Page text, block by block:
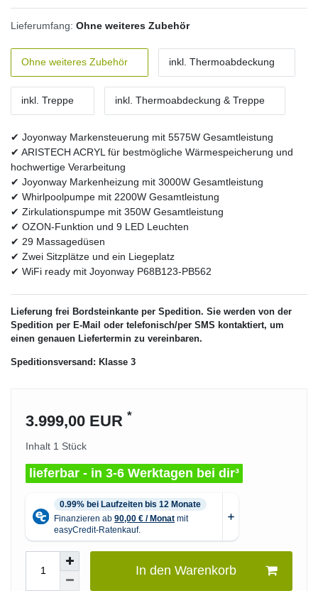
Lieferumfang: Ohne weiteres Zubehör
Ohne weiteres Zubehör inkl. Thermoabdeckung
inkl. Treppe inkl. Thermoabdeckung & Treppe
✔ Joyonway Markensteuerung mit 5575W Gesamtleistung
✔ ARISTECH ACRYL für bestmögliche Wärmespeicherung und
hochwertige Verarbeitung
✔ Joyonway Markenheizung mit 3000W Gesamtleistung
✔ Whirlpoolpumpe mit 2200W Gesamtleistung
✔ Zirkulationspumpe mit 350W Gesamtleistung
✔ OZON-Funktion und 9 LED Leuchten
✔ 29 Massagedüsen
✔ Zwei Sitzplätze und ein Liegeplatz
✔ WiFi ready mit Joyonway P68B123-PB562
Lieferung frei Bordsteinkante per Spedition. Sie werden von der
Spedition per E-Mail oder telefonisch/per SMS kontaktiert, um
einen genauen Liefertermin zu vereinbaren.
Speditionsversand: Klasse 3
3.999,00 EUR *
Inhalt 1 Stück
lieferbar - in 3-6 Werktagen bei dir³
In den Warenkorb